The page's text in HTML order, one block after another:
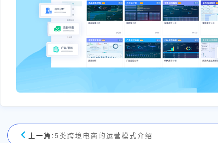
上一篇:5类跨境电商的运营模式介绍